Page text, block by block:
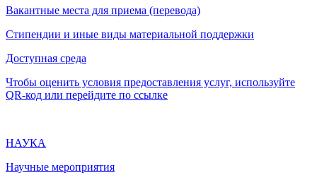
Вакантные места для приема (перевода)
Стипендии и иные виды материальной поддержки
Доступная среда
Чтобы оценить условия предоставления услуг, используйте
QR-код или перейдите по ссылке
НАУКА
Научные мероприятия